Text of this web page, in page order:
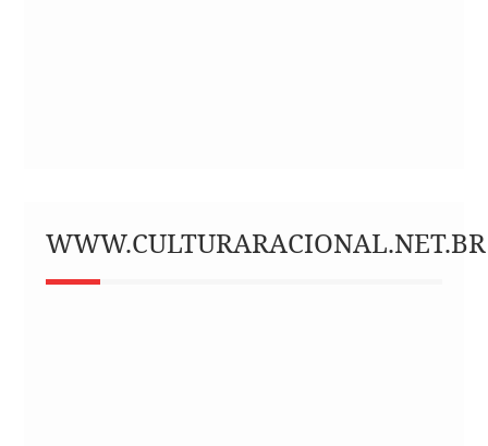
WWW.CULTURARACIONAL.NET.BR